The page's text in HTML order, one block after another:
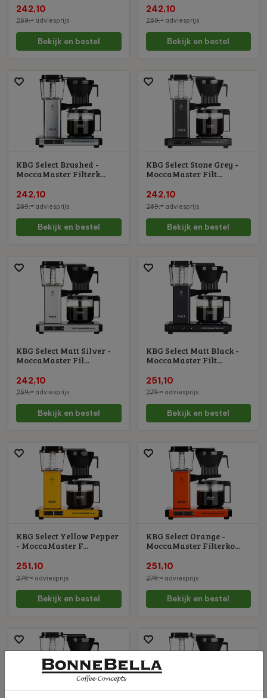
242,10
269,- adviesprijs
Bekijk en bestel
242,10
269,-adviesprijs
Bekijk en bestel
KBG Select Brushed -
MoccaMaster Filterk...
242,10
269,- adviesprijs
Bekijk en bestel
KBG Select Stone Grey -
MoccaMaster Filt...
242,10
269,-adviesprijs
Bekijk en bestel
KBG Select Matt Silver -
MoccaMaster Fil...
242,10
269,- adviesprijs
Bekijk en bestel
KBG Select Matt Black -
MoccaMaster Filt...
251,10
279,-adviesprijs
Bekijk en bestel
KBG Select Yellow Pepper
- MoccaMaster F...
251,10
279,- adviesprijs
Bekijk en bestel
KBG Select Orange -
MoccaMaster Filterko...
251,10
279,-adviesprijs
Bekijk en bestel